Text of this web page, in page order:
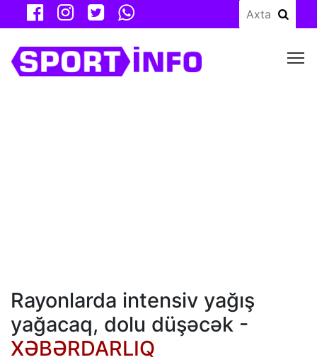
Rayonlarda intensiv yağış
yağacaq, dolu düşəcək -
XƏBƏRDARLIQ